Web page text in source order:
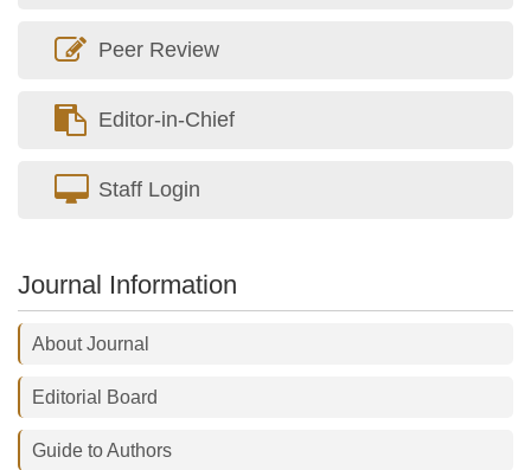
Peer Review
Editor-in-Chief
Staff Login
Journal Information
About Journal
Editorial Board
Guide to Authors